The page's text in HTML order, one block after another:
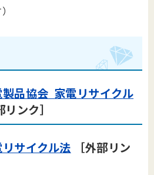
品協会 家電リサイクル
リンク］
サイクル法 ［外部リン